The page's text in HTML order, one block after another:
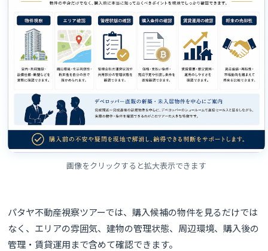
画像をクリックすると拡大表示できます
パタヤ不動産視察ツアーでは、購入候補の物件を見るだけでは
なく、エリアの雰囲気、建物の管理状態、周辺環境、購入後の
管理・賃貸運用まで含めて確認できます。